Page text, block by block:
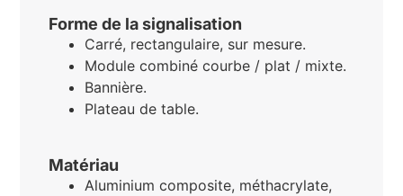
Forme de la signalisation
Carré, rectangulaire, sur mesure.
Module combiné courbe / plat / mixte.
Bannière.
Plateau de table.
Matériau
Aluminium composite, méthacrylate,